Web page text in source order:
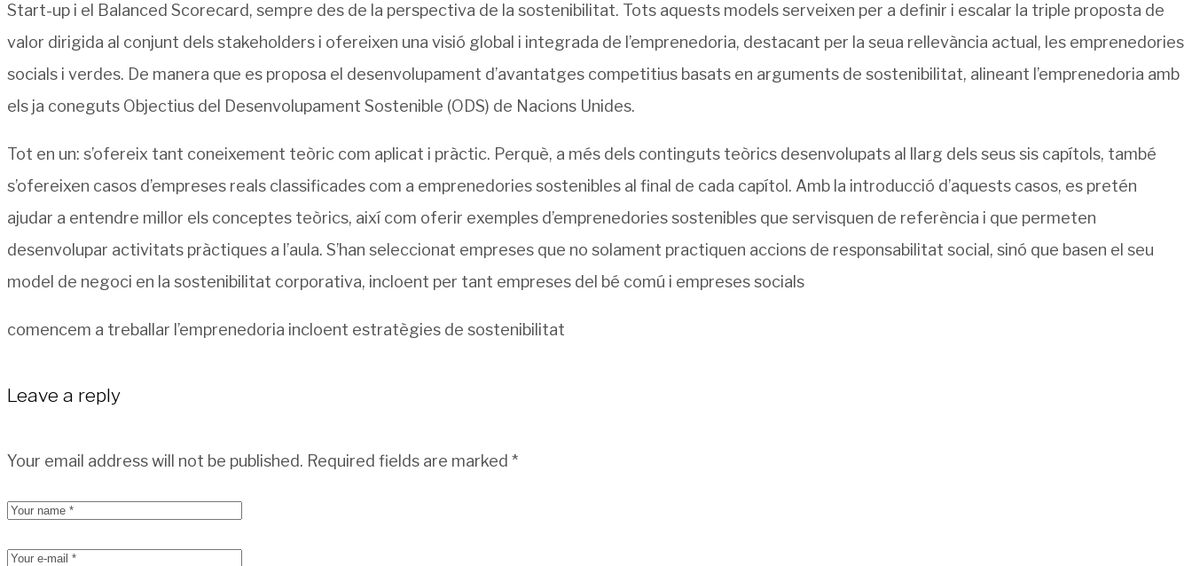
Start-up i el Balanced Scorecard, sempre des de la perspectiva de la sostenibilitat. Tots aquests models serveixen per a definir i escalar la triple proposta de
valor dirigida al conjunt dels stakeholders i ofereixen una visió global i integrada de l’emprenedoria, destacant per la seua rellevància actual, les emprenedories
socials i verdes. De manera que es proposa el desenvolupament d’avantatges competitius basats en arguments de sostenibilitat, alineant l’emprenedoria amb
els ja coneguts Objectius del Desenvolupament Sostenible (ODS) de Nacions Unides.
Tot en un: s’ofereix tant coneixement teòric com aplicat i pràctic. Perquè, a més dels continguts teòrics desenvolupats al llarg dels seus sis capítols, també
s’ofereixen casos d’empreses reals classificades com a emprenedories sostenibles al final de cada capítol. Amb la introducció d’aquests casos, es pretén
ajudar a entendre millor els conceptes teòrics, així com oferir exemples d’emprenedories sostenibles que servisquen de referència i que permeten
desenvolupar activitats pràctiques a l’aula. S’han seleccionat empreses que no solament practiquen accions de responsabilitat social, sinó que basen el seu
model de negoci en la sostenibilitat corporativa, incloent per tant empreses del bé comú i empreses socials
comencem a treballar l’emprenedoria incloent estratègies de sostenibilitat
Leave a reply
Your email address will not be published. Required fields are marked *